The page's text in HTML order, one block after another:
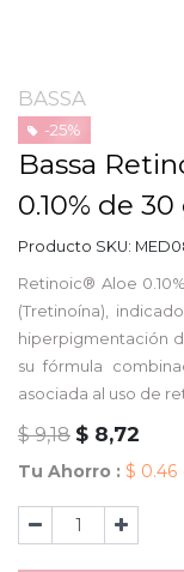
BASSA
-25%
Bassa
0.10% de 30
Producto SKU:
Retinoic® Aloe
(Tretinoína),
hiperpigmentación
su fórmula
asociada al uso de
$9,18 $ 8,72
Tu Ahorro : $ 0.46